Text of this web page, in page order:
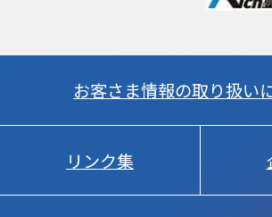
お客さま情報の取り扱い
リンク集